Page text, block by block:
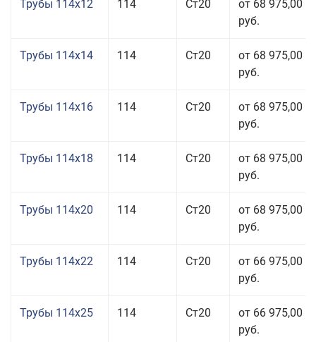
Трубы 114x12 114 Ст20
от 68 975,00
руб.
Трубы 114x14 114 Ст20
от 68 975,00
руб.
Трубы 114x16 114 Ст20
от 68 975,00
руб.
Трубы 114x18 114 Ст20
от 68 975,00
руб.
Трубы 114x20 114 Ст20
от 68 975,00
руб.
Трубы 114x22 114 Ст20
от 66 975,00
руб.
Трубы 114x25 114 Ст20
от 66 975,00
руб.